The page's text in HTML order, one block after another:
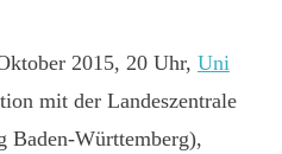
2015, 20 Uhr, Uni
mit der Landeszentrale
Württemberg),